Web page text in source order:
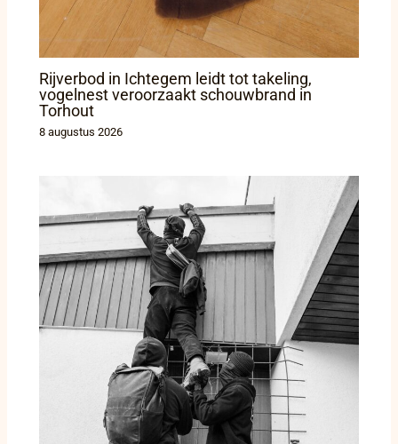
Rijverbod in Ichtegem leidt tot takeling,
vogelnest veroorzaakt schouwbrand in
Torhout
8 augustus 2026